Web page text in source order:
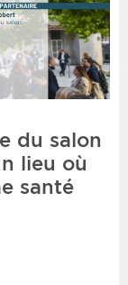
du salon
lieu où
santé